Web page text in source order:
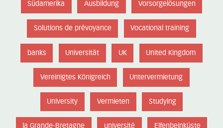
Südamerika Ausbildung Vorsorgelösungen
Solutions de prévoyance Vocational training
banks Universität UK United Kingdom
Vereinigtes Königreich Untervermietung
University Vermieten Studying
la Grande-Bretagne université Elfenbeinküste